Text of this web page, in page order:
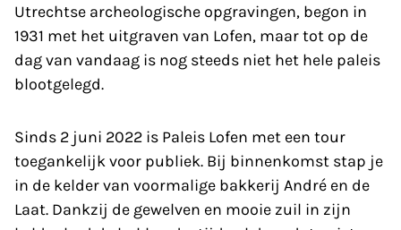
Utrechtse archeologische opgravingen, begon in
1931 met het uitgraven van Lofen, maar tot op de
dag van vandaag is nog steeds niet het hele paleis
blootgelegd.
Sinds 2 juni 2022 is Paleis Lofen met een tour
toegankelijk voor publiek. Bij binnenkomst stap je
in de kelder van voormalige bakkerij André en de
Laat. Dankzij de gewelven en mooie zuil in zijn